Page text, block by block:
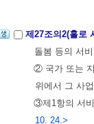
제27조의2(홀로
돌봄 등의 서
② 국가 또는
위에서 그 사
③제1항의 서
10. 24.>